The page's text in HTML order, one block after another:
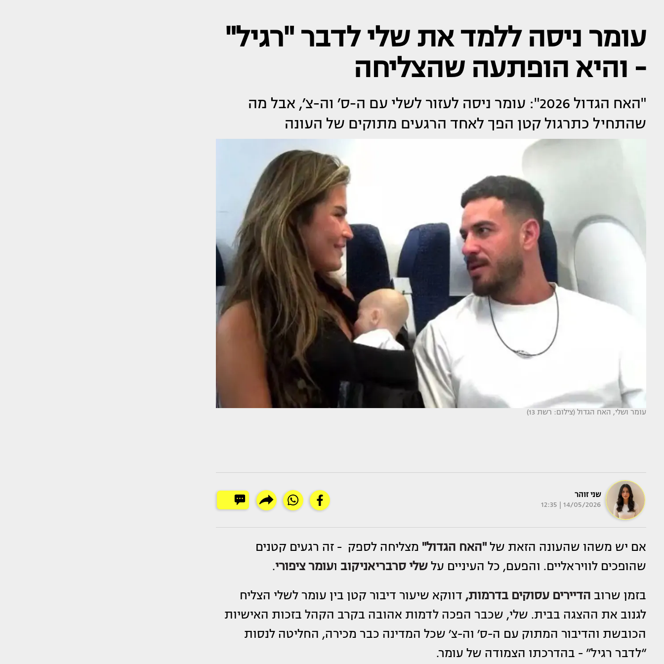
עומר ניסה ללמד את שלי לדבר "רגיל"
- והיא הופתעה שהצליחה
"האח הגדול 2026": עומר ניסה לעזור לשלי עם ה-ס׳ וה-צ׳, אבל מה
שהתחיל כתרגול קטן הפך לאחד הרגעים מתוקים של העונה
עומר ושלי, האח הגדול (צילום: רשת 13)
שני זוהר
14/05/2026 | 12:35
אם יש משהו שהעונה הזאת של"האח הגדול" מצליחה לספק - זה רגעים קטנים
שהופכים לוויראליים. והפעם, כל העיניים עלשלי סרבריאניקוב ועומר ציפורי.
בזמן שרוב הדיירים עסוקים בדרמות, דווקא שיעור דיבור קטן בין עומר לשלי הצליח
לגנוב את ההצגה בבית. שלי, שכבר הפכה לדמות אהובה בקרב הקהל בזכות האישיות
הכובשת והדיבור המתוק עם ה-ס׳ וה-צ׳ שכל המדינה כבר מכירה, החליטה לנסות
“לדבר רגיל” - בהדרכתו הצמודה של עומר.